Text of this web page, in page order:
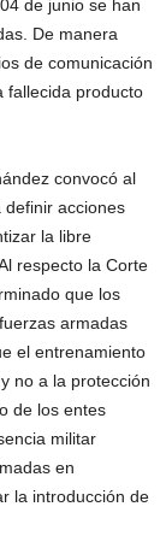
de junio se han
De manera
de comunicación
fallecida producto
convocó al
definir acciones
la libre
respecto la Corte
que los
armadas
el entrenamiento
no a la protección
de los entes
militar
en
la introducción de